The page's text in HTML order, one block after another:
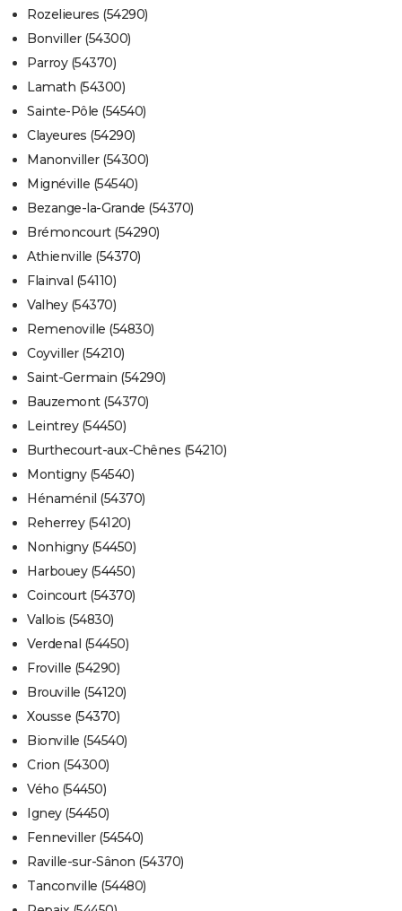
Rozelieures (54290)
Bonviller (54300)
Parroy (54370)
Lamath (54300)
Sainte-Pôle (54540)
Clayeures (54290)
Manonviller (54300)
Mignéville (54540)
Bezange-la-Grande (54370)
Brémoncourt (54290)
Athienville (54370)
Flainval (54110)
Valhey (54370)
Remenoville (54830)
Coyviller (54210)
Saint-Germain (54290)
Bauzemont (54370)
Leintrey (54450)
Burthecourt-aux-Chênes (54210)
Montigny (54540)
Hénaménil (54370)
Reherrey (54120)
Nonhigny (54450)
Harbouey (54450)
Coincourt (54370)
Vallois (54830)
Verdenal (54450)
Froville (54290)
Brouville (54120)
Xousse (54370)
Bionville (54540)
Crion (54300)
Vého (54450)
Igney (54450)
Fenneviller (54540)
Raville-sur-Sânon (54370)
Tanconville (54480)